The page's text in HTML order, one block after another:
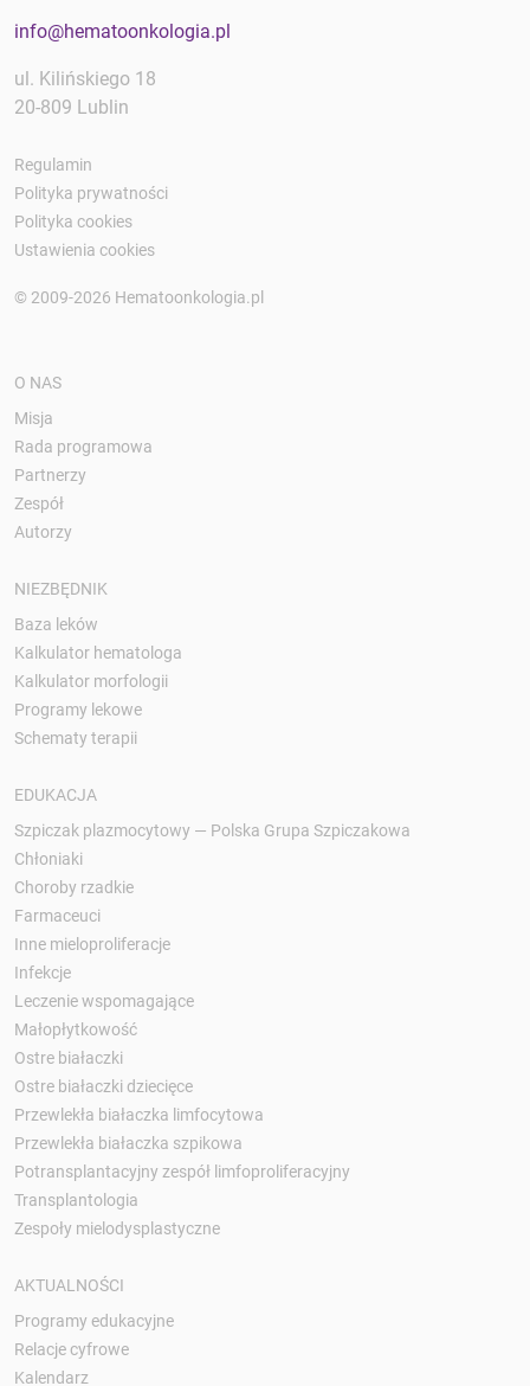
info@hematoonkologia.pl
ul. Kilińskiego 18
20-809 Lublin
Regulamin
Polityka prywatności
Polityka cookies
Ustawienia cookies
© 2009-2026 Hematoonkologia.pl
O NAS
Misja
Rada programowa
Partnerzy
Zespół
Autorzy
NIEZBĘDNIK
Baza leków
Kalkulator hematologa
Kalkulator morfologii
Programy lekowe
Schematy terapii
EDUKACJA
Szpiczak plazmocytowy — Polska Grupa Szpiczakowa
Chłoniaki
Choroby rzadkie
Farmaceuci
Inne mieloproliferacje
Infekcje
Leczenie wspomagające
Małopłytkowość
Ostre białaczki
Ostre białaczki dziecięce
Przewlekła białaczka limfocytowa
Przewlekła białaczka szpikowa
Potransplantacyjny zespół limfoproliferacyjny
Transplantologia
Zespoły mielodysplastyczne
AKTUALNOŚCI
Programy edukacyjne
Relacje cyfrowe
Kalendarz